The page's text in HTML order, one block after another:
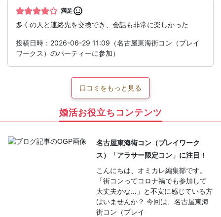
満足
多くの人と連絡先を交換でき、会話も非常に楽しかった
投稿日時：2026-06-29 11:09（名古屋東海街コン（プレイ
ワークス）のパーティーに参加）
口コミをもっと見る
婚活お役立ちコンテンツ
名古屋東海街コン（プレイワーク
ス）「アラサー限定コン」に注目！
こんにちは、オミカレ編集部です。
「街コンってコロナ禍でも参加して
大丈夫かな…」と不安に感じている方
はいませんか？ 今回は、名古屋東海
街コン（プレイ